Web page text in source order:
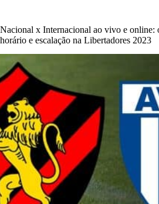
Nacional x Internacional ao vivo e online:
horário e escalação na Libertadores 2023